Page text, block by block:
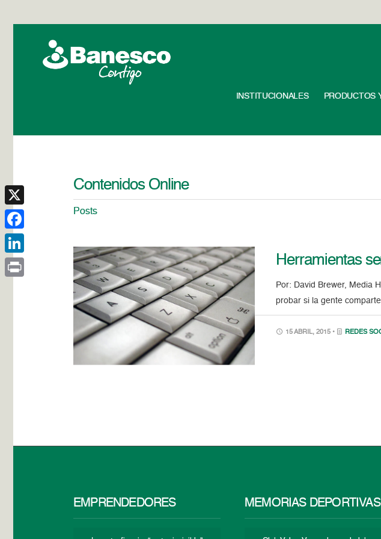
INSTITUCIONALES PRODUCTOS
Contenidos Online
Posts
Herramientas
Por: David Brewer, Media
probar si la gente
15 ABRIL, 2015 • REDES
EMPRENDEDORES MEMORIAS DEPORTIVAS
X
Facebook
LinkedIn